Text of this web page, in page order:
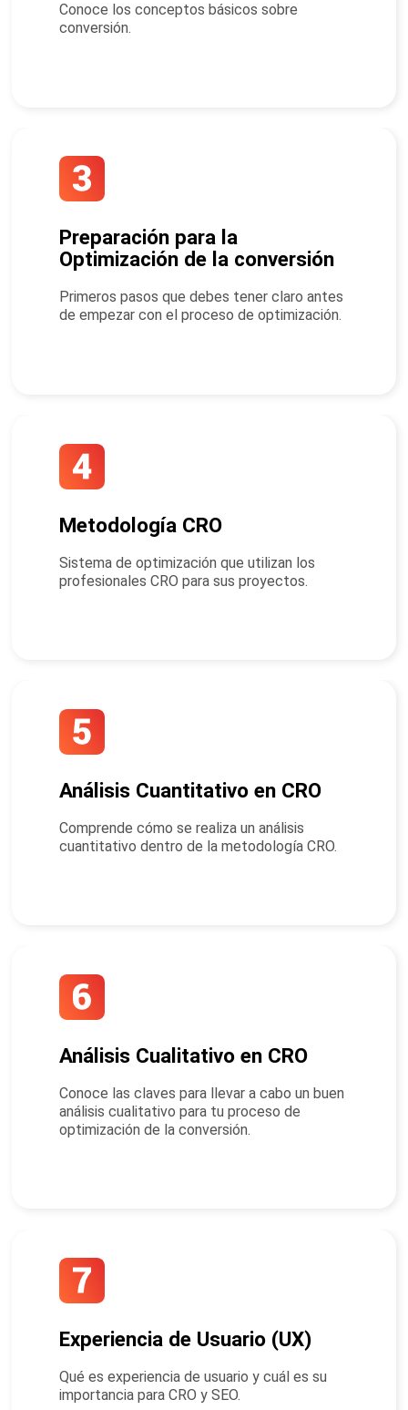
Conoce los conceptos básicos sobre
conversión.
Preparación para la
Optimización de la conversión
Primeros pasos que debes tener claro antes
de empezar con el proceso de optimización.
Metodología CRO
Sistema de optimización que utilizan los
profesionales CRO para sus proyectos.
Análisis Cuantitativo en CRO
Comprende cómo se realiza un análisis
cuantitativo dentro de la metodología CRO.
Análisis Cualitativo en CRO
Conoce las claves para llevar a cabo un buen
análisis cualitativo para tu proceso de
optimización de la conversión.
Experiencia de Usuario (UX)
Qué es experiencia de usuario y cuál es su
importancia para CRO y SEO.